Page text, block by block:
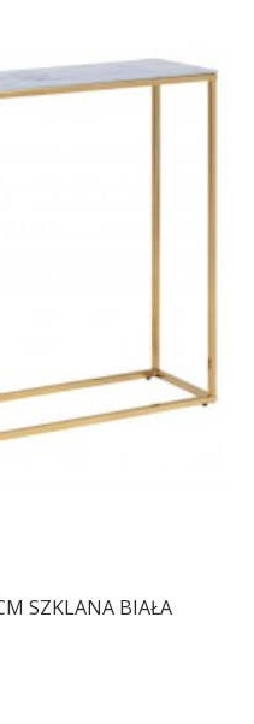
SZKLANA BIAŁA